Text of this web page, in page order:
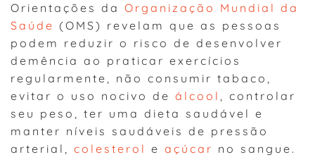
Orientações da Organização Mundial da
Saúde (OMS) revelam que as pessoas
podem reduzir o risco de desenvolver
demência ao praticar exercícios
regularmente, não consumir tabaco,
evitar o uso nocivo de álcool , controlar
seu peso, ter uma dieta saudável e
manter níveis saudáveis de pressão
arterial, colesterol e açúcar no sangue.